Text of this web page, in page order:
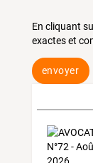
En cliquant
exactes et
envoyer